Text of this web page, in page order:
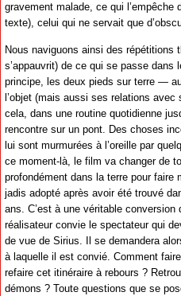
gravement malade, ce qui l’empêche
texte), celui qui ne servait que
Nous naviguons ainsi des répétitions
s’appauvrit) de ce qui se passe dans
principe, les deux pieds sur terre —
l’objet (mais aussi ses relations
cela, dans une routine quotidienne
rencontre sur un pont. Des choses
lui sont murmurées à l’oreille par
ce moment-là, le film va changer de
profondément dans la terre pour faire
jadis adopté après avoir été trouvé
ans. C’est à une véritable conversion
réalisateur convie le spectateur qui
de vue de Sirius. Il se demandera
à laquelle il est convié. Comment
refaire cet itinéraire à rebours ?
démons ? Toute questions que se